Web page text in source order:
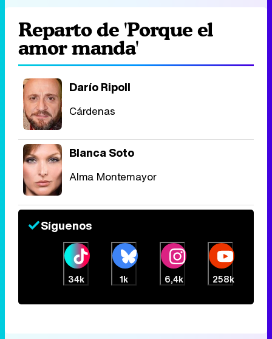
Reparto de 'Porque el
amor manda'
Darío Ripoll
Cárdenas
Blanca Soto
Alma Montemayor
Síguenos
34k 1k 6,4k 258k